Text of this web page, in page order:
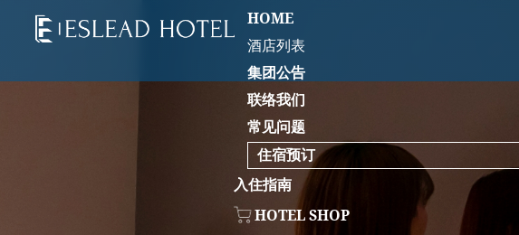
HOME
酒店列表
集团公告
联络我们
常见问题
住宿预订
入住指南
HOTEL SHOP